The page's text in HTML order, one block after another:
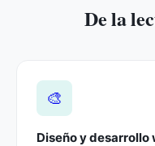
De la
🎨
Diseño y desarrollo